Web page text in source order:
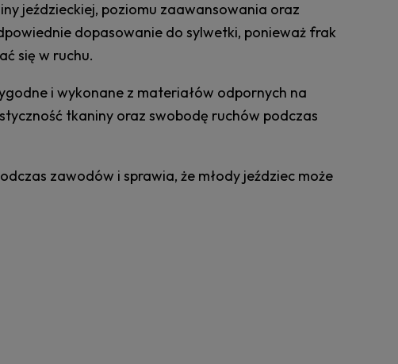
jeździeckiej, poziomu zaawansowania oraz
dopasowanie do sylwetki, ponieważ frak
się w ruchu.
i wykonane z materiałów odpornych na
tkaniny oraz swobodę ruchów podczas
zawodów i sprawia, że młody jeździec może